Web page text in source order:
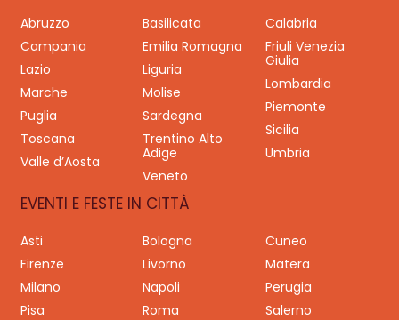
Abruzzo Basilicata
Calabria
Campania
Emilia Romagna
Friuli Venezia
Giulia
Lazio
Liguria
Lombardia
Marche
Molise
Piemonte
Puglia
Sardegna
Sicilia
Toscana
Trentino Alto
Adige
Umbria
Valle d’Aosta
Veneto
EVENTI E FESTE IN CITTÀ
Asti Bologna
Cuneo
Firenze
Livorno
Matera
Milano
Napoli
Perugia
Pisa
Roma
Salerno